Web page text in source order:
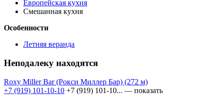
Европейская кухня
Смешанная кухня
Особенности
Летняя веранда
Неподалеку находятся
Roxy Miller Bar (Рокси Миллер Бар) (272 м)
+7 (919) 101-10-10 +7 (919) 101-10... — показать